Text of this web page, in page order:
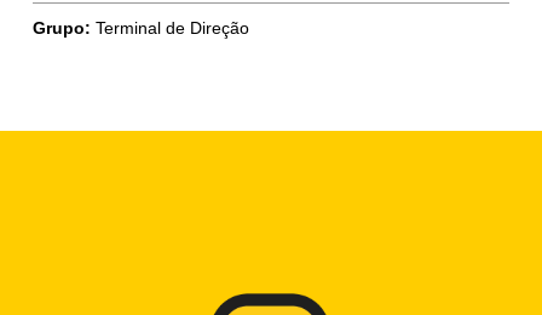
Grupo: Terminal de Direção